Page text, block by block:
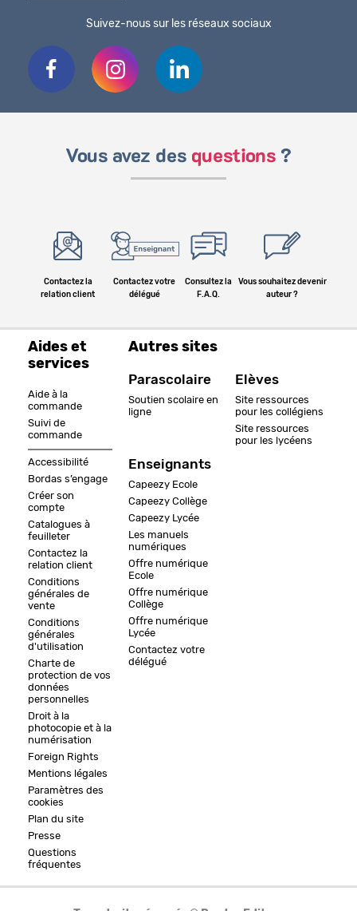
Suivez-nous sur les réseaux sociaux
Vous avez des questions ?
Contactez la
relation client
Contactez votre
délégué
Consultez la
F.A.Q.
Vous souhaitez devenir
auteur ?
Aides et
services
Aide à la
commande
Suivi de
commande
Accessibilité
Bordas s’engage
Créer son
compte
Catalogues à
feuilleter
Contactez la
relation client
Conditions
générales de
vente
Conditions
générales
d'utilisation
Charte de
protection de vos
données
personnelles
Droit à la
photocopie et à la
numérisation
Foreign Rights
Mentions légales
Paramètres des
cookies
Plan du site
Presse
Questions
fréquentes
Autres sites
Parascolaire
Soutien scolaire en
ligne
Enseignants
Capeezy Ecole
Capeezy Collège
Capeezy Lycée
Les manuels
numériques
Offre numérique
Ecole
Offre numérique
Collège
Offre numérique
Lycée
Contactez votre
délégué
Elèves
Site ressources
pour les collégiens
Site ressources
pour les lycéens